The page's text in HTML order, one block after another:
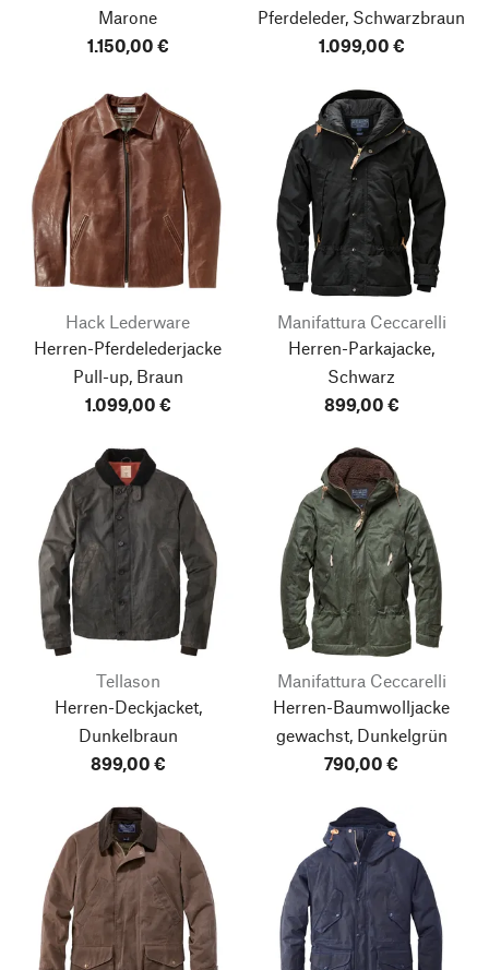
Marone
1.150,00 €
Pferdeleder, Schwarzbraun
1.099,00 €
Hack Lederware
Herren-Pferdelederjacke
Pull-up, Braun
1.099,00 €
Manifattura Ceccarelli
Herren-Parkajacke,
Schwarz
899,00 €
Tellason
Herren-Deckjacket,
Dunkelbraun
899,00 €
Manifattura Ceccarelli
Herren-Baumwolljacke
gewachst, Dunkelgrün
790,00 €